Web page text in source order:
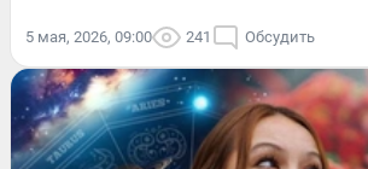
5 мая, 2026, 09:00 241 Обсудить